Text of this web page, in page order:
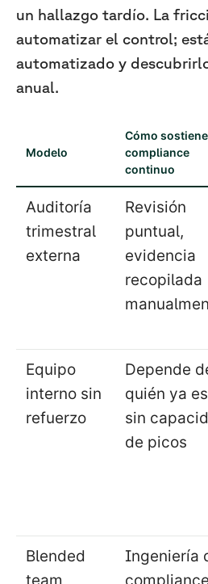
un hallazgo tardío. La
automatizar el control;
automatizado y
anual.
Modelo
Cómo sostiene
compliance
continuo
Auditoría
trimestral
externa
Revisión
puntual,
evidencia
recopilada
Equipo
interno sin
refuerzo
Depende
quién ya
sin
de picos
Blended
Ingeniería